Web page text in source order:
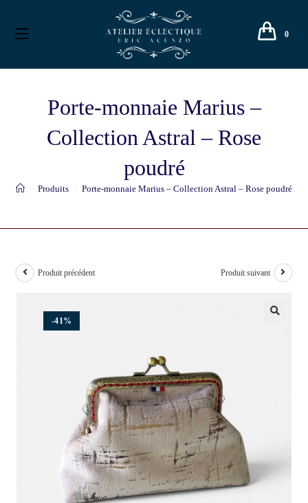
0
Porte-monnaie Marius –
Collection Astral – Rose
poudré
Produits Porte-monnaie Marius – Collection Astral – Rose poudré
-41%
Produit précédent Produit suivant